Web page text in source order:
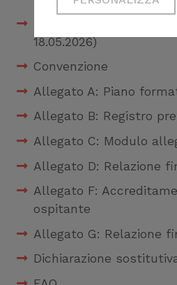
Necessari per
correttamente
sito
Cookie di
Ci
statistici su di
migliorare il
18.05.2026)
Convenzione
Allegato A: Piano
Allegato B: Registro
Allegato C: Modulo
Allegato D: Relazione
Allegato F:
ospitante
Allegato G: Relazione
Dichiarazione